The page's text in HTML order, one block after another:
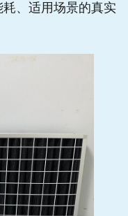
公司简介
、适用场景的真实